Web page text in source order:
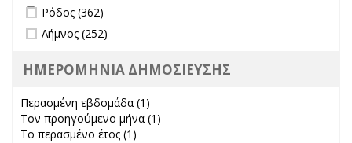
Apply Ρόδος filter
Ρόδος (362)
Apply Λήμνος filter
Λήμνος (252)
ΗΜΕΡΟΜΗΝΙΑ ΔΗΜΟΣΙΕΥΣΗΣ
Περασμένη εβδομάδα (1)
Τον προηγούμενο μήνα (1)
Το περασμένο έτος (1)